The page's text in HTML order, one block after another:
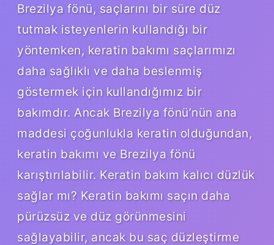
Brezilya fönü, saçlarını bir süre düz
tutmak isteyenlerin kullandığı bir
yöntemken, keratin bakımı saçlarımızı
daha sağlıklı ve daha beslenmiş
göstermek için kullandığımız bir
bakımdır. Ancak Brezilya fönü’nün ana
maddesi çoğunlukla keratin olduğundan,
keratin bakımı ve Brezilya fönü
karıştırılabilir. Keratin bakım kalıcı düzlük
sağlar mı? Keratin bakımı saçın daha
pürüzsüz ve düz görünmesini
sağlayabilir, ancak bu saç düzleştirme